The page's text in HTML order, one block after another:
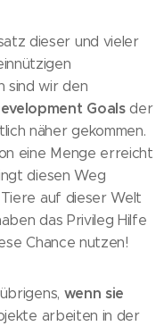
dieser und vieler
sind wir den
Goalsder
näher gekommen.
eine Menge erreicht
diesen Weg
auf dieser Welt
das Privileg Hilfe
Chance nutzen!
übrigens, wenn sie
arbeiten in der